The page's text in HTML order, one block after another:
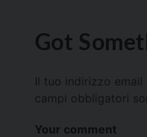
Got
Il tuo indirizzo
campi obbligatori
Your comment